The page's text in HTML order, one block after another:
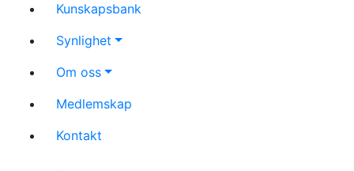
Kunskapsbank
Synlighet
Om oss
Medlemskap
Kontakt